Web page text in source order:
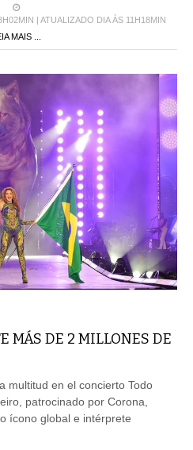
| ATUALIZADO DIA ÀS 11H18MIN
MAIS ...
MÁS DE 2 MILLONES DE
multitud en el concierto Todo
patrocinado por Corona,
ícono global e intérprete